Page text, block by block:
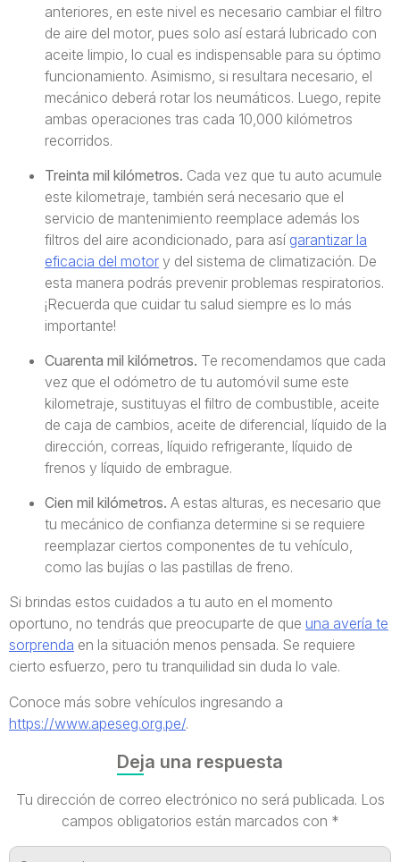
anteriores, en este nivel es necesario cambiar el filtro
de aire del motor, pues solo así estará lubricado con
aceite limpio, lo cual es indispensable para su óptimo
funcionamiento. Asimismo, si resultara necesario, el
mecánico deberá rotar los neumáticos. Luego, repite
ambas operaciones tras cada 10,000 kilómetros
recorridos.
Treinta mil kilómetros. Cada vez que tu auto acumule
este kilometraje, también será necesario que el
servicio de mantenimiento reemplace además los
filtros del aire acondicionado, para así garantizar la
eficacia del motor y del sistema de climatización. De
esta manera podrás prevenir problemas respiratorios.
¡Recuerda que cuidar tu salud siempre es lo más
importante!
Cuarenta mil kilómetros. Te recomendamos que cada
vez que el odómetro de tu automóvil sume este
kilometraje, sustituyas el filtro de combustible, aceite
de caja de cambios, aceite de diferencial, líquido de la
dirección, correas, líquido refrigerante, líquido de
frenos y líquido de embrague.
Cien mil kilómetros. A estas alturas, es necesario que
tu mecánico de confianza determine si se requiere
reemplazar ciertos componentes de tu vehículo,
como las bujías o las pastillas de freno.
Si brindas estos cuidados a tu auto en el momento
oportuno, no tendrás que preocuparte de que una avería te
sorprenda en la situación menos pensada. Se requiere
cierto esfuerzo, pero tu tranquilidad sin duda lo vale.
Conoce más sobre vehículos ingresando a
https://www.apeseg.org.pe/.
Deja una respuesta
Tu dirección de correo electrónico no será publicada. Los
campos obligatorios están marcados con *